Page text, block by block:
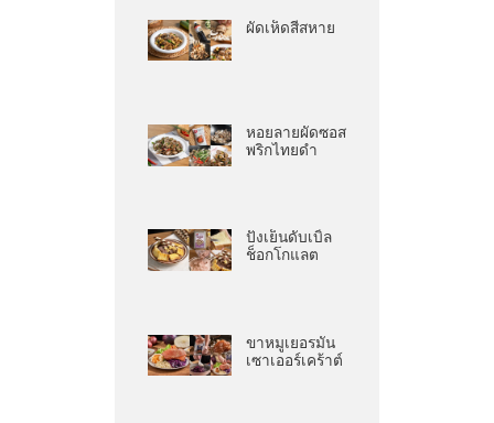
ผัดเห็ดสี่สหาย
หอยลายผัดซอส
พริกไทยดำ
ปังเย็นดับเบิ้ล
ช็อกโกแลต
ขาหมูเยอรมัน
เซาเออร์เคร้าต์